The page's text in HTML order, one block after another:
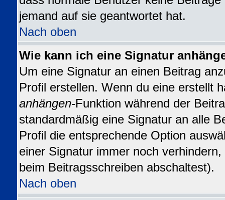
jemand auf sie geantwortet hat.
Nach oben
Wie kann ich eine Signatur
Um eine Signatur an einen Beitrag
Profil erstellen. Wenn du eine erstellt
anhängen-Funktion während der
standardmäßig eine Signatur an alle
Profil die entsprechende Option
einer Signatur immer noch
beim Beitragsschreiben abschaltest).
Nach oben